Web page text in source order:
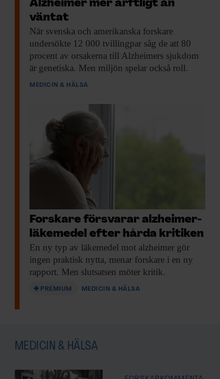
Alzheimer mer ärftligt än
väntat
När svenska och amerikanska forskare
undersökte 12 000 tvillingpar såg de att 80
procent av orsakerna till Alzheimers sjukdom
är genetiska. Men miljön spelar också roll.
MEDICIN & HÄLSA
Forskare försvarar alzheimer­
läkemedel efter hårda kritiken
En ny typ av läkemedel mot alzheimer gör
ingen praktisk nytta, menar forskare i en ny
rapport. Men slutsatsen möter kritik.
PREMIUM MEDICIN & HÄLSA
MEDICIN & HÄLSA